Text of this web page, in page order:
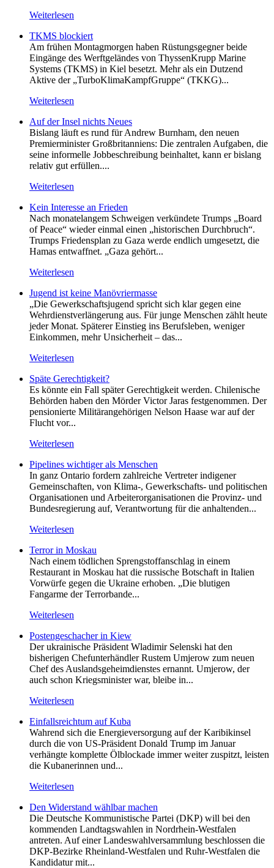
Weiterlesen
TKMS blockiert
Am frühen Montagmorgen haben Rüstungsgegner beide
Eingänge des Werftgeländes von ThyssenKrupp Marine
Systems (TKMS) in Kiel besetzt. Mehr als ein Dutzend
Aktive der „TurboKlimaKampfGruppe“ (TKKG)...
Weiterlesen
Auf der Insel nichts Neues
Bislang läuft es rund für Andrew Burnham, den neuen
Premierminister Großbritanniens: Die zentralen Aufgaben, die
seine informelle Jobbeschreibung beinhaltet, kann er bislang
relativ gut erfüllen....
Weiterlesen
Kein Inte­resse an Frieden
Nach monatelangem Schweigen verkündete Trumps „Board
of Peace“ wieder einmal einen „historischen Durchbruch“.
Trumps Friedensplan zu Gaza werde endlich umgesetzt, die
Hamas entwaffnet. „Gaza gehört...
Weiterlesen
Jugend ist keine Manövriermasse
„Die Gewerkschaftsjugend spricht sich klar gegen eine
Wehrdienstverlängerung aus. Für junge Menschen zählt heute
jeder Monat. Späterer Einstieg ins Berufsleben, weniger
Einkommen, mehr Unsicherheit – das...
Weiterlesen
Späte Gerechtigkeit?
Es könnte ein Fall später Gerechtigkeit werden. Chilenische
Behörden haben den Mörder Victor Jaras festgenommen. Der
pensionierte Militärangehörigen Nelson Haase war auf der
Flucht vor...
Weiterlesen
Pipelines wichtiger als Menschen
In ganz Ontario fordern zahlreiche Vertreter indigener
Gemeinschaften, von Klima-, Gewerkschafts- und politischen
Organisationen und Arbeiterorganisationen die Provinz- und
Bundesregierung auf, Verantwortung für die anhaltenden...
Weiterlesen
Terror in Moskau
Nach einem tödlichen Sprengstoffanschlag in einem
Restaurant in Moskau hat die russische Botschaft in Italien
Vorwürfe gegen die Ukraine erhoben. „Die blutigen
Fangarme der Terrorbande...
Weiterlesen
Postengeschacher in Kiew
Der ukrainische Präsident Wladimir Selenski hat den
bisherigen Chefunterhändler Rustem Umjerow zum neuen
Chef des Auslandsgeheimdienstes ernannt. Umjerow, der
auch schon Kriegsminister war, bleibe in...
Weiterlesen
Einfallsreichtum auf Kuba
Wahrend sich die Energieversorgung auf der Karibikinsel
durch die von US-Präsident Donald Trump im Januar
verhängte komplette Ölblockade immer weiter zuspitzt, leisten
die Kubanerinnen und...
Weiterlesen
Den Widerstand wählbar machen
Die Deutsche Kommunistische Partei (DKP) will bei den
kommenden Landtagswahlen in Nordrhein-Westfalen
antreten. Auf einer Landeswahlversammlung beschlossen die
DKP-Bezirke Rheinland-Westfalen und Ruhr-Westfalen die
Kandidatur mit...